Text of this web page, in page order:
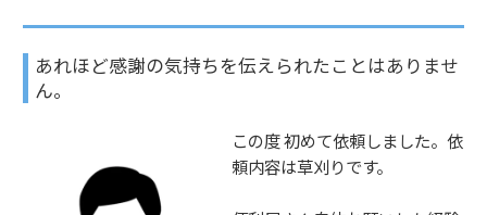
あれほど感謝の気持ちを伝えられたことはありませ
ん。
この度 初めて依頼しました。依
頼内容は草刈りです。